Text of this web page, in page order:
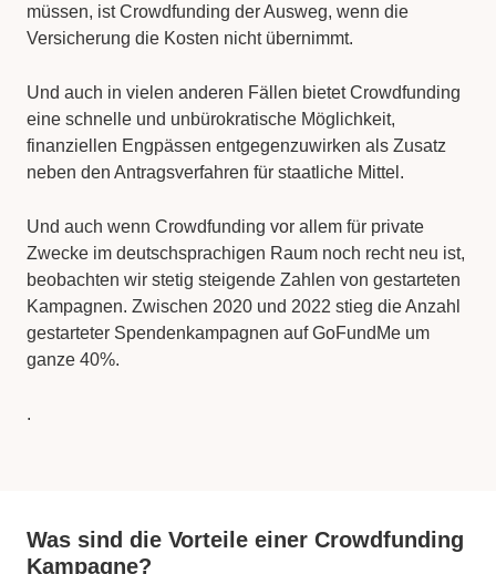
müssen, ist Crowdfunding der Ausweg, wenn die
Versicherung die Kosten nicht übernimmt.
Und auch in vielen anderen Fällen bietet Crowdfunding
eine schnelle und unbürokratische Möglichkeit,
finanziellen Engpässen entgegenzuwirken als Zusatz
neben den Antragsverfahren für staatliche Mittel.
Und auch wenn Crowdfunding vor allem für private
Zwecke im deutschsprachigen Raum noch recht neu ist,
beobachten wir stetig steigende Zahlen von gestarteten
Kampagnen. Zwischen 2020 und 2022 stieg die Anzahl
gestarteter Spendenkampagnen auf GoFundMe um
ganze 40%.
.
Was sind die Vorteile einer Crowdfunding
Kampagne?